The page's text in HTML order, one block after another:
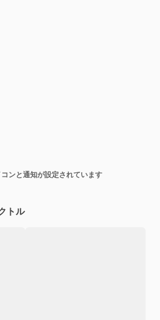
ンと通知が設定されています
トル